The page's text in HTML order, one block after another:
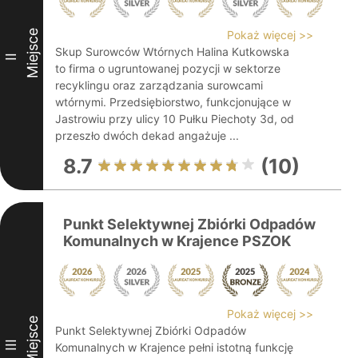
II Miejsce
Pokaż więcej >>
Skup Surowców Wtórnych Halina Kutkowska
to firma o ugruntowanej pozycji w sektorze
recyklingu oraz zarządzania surowcami
wtórnymi. Przedsiębiorstwo, funkcjonujące w
Jastrowiu przy ulicy 10 Pułku Piechoty 3d, od
przeszło dwóch dekad angażuje ...
8.7 (10)
III Miejsce
Punkt Selektywnej Zbiórki Odpadów
Komunalnych w Krajence PSZOK
Pokaż więcej >>
Punkt Selektywnej Zbiórki Odpadów
Komunalnych w Krajence pełni istotną funkcję